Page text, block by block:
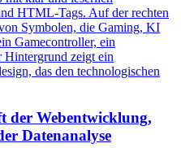
der Webentwicklung,
Datenanalyse